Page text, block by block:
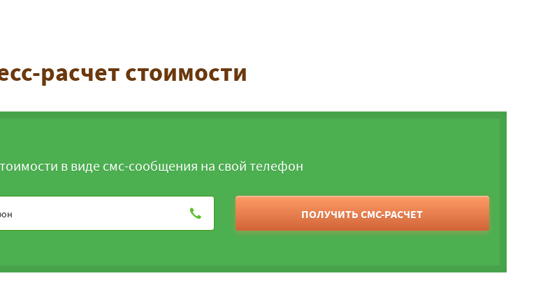
расчет стоимости
в виде смс-сообщения на свой телефон
ПОЛУЧИТЬ СМС-РАСЧЕТ